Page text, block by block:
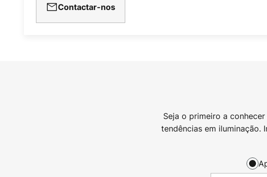
Contactar-nos
Seja o primeiro a
tendências em iluminação.